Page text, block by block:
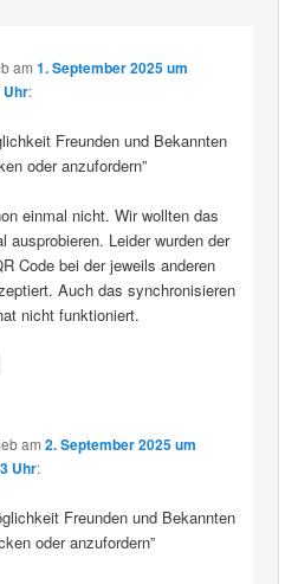
am 1. September 2025 um
Uhr:
Freunden und Bekannten
oder anzufordern”
einmal nicht. Wir wollten das
ausprobieren. Leider wurden der
Code bei der jeweils anderen
Auch das synchronisieren
nicht funktioniert.
am2. September 2025 um
Uhr:
Freunden und Bekannten
oder anzufordern”